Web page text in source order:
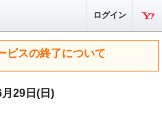
ログイン
ビスの終了について
月29日(日)